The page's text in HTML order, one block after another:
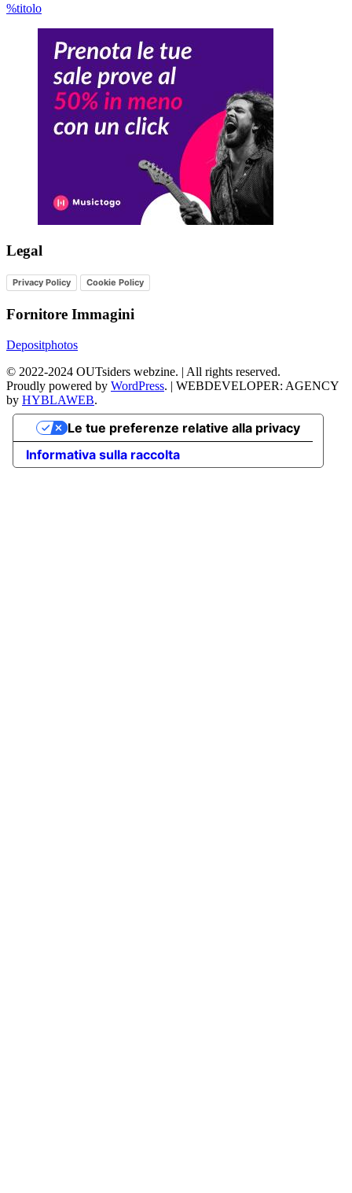
%titolo
Legal
Privacy Policy Cookie Policy
Fornitore Immagini
Depositphotos
© 2022-2024 OUTsiders webzine. | All rights reserved.
Proudly powered by WordPress. | WEBDEVELOPER: AGENCY
by HYBLAWEB.
Informativa sulla raccolta
Le tue preferenze relative alla privacy